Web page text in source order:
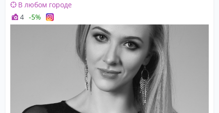
В любом городе
4 -5%